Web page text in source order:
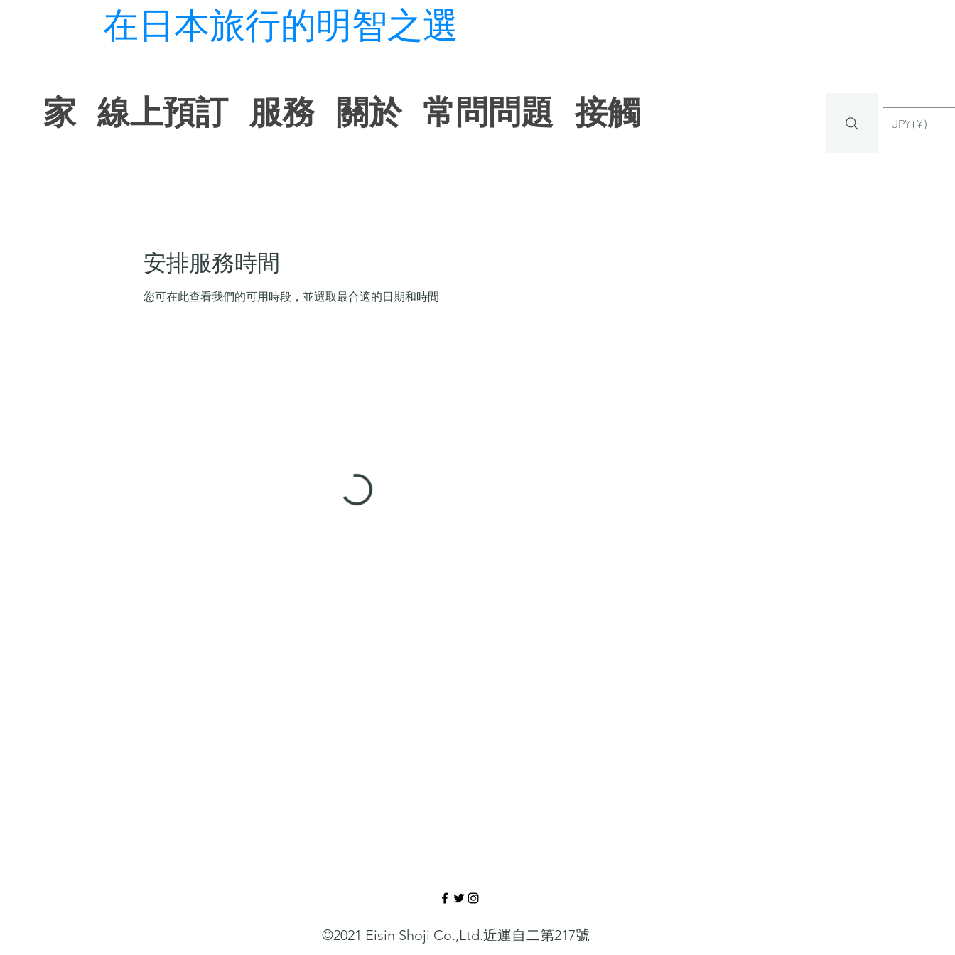
在日本旅行的明智之選
家 線上預訂 服務 關於 常問問題 接觸 JPY (¥)
安排服務時間
您可在此查看我們的可用時段，並選取最合適的日期和時間
©2021 Eisin Shoji Co.,Ltd.近運自二第217號